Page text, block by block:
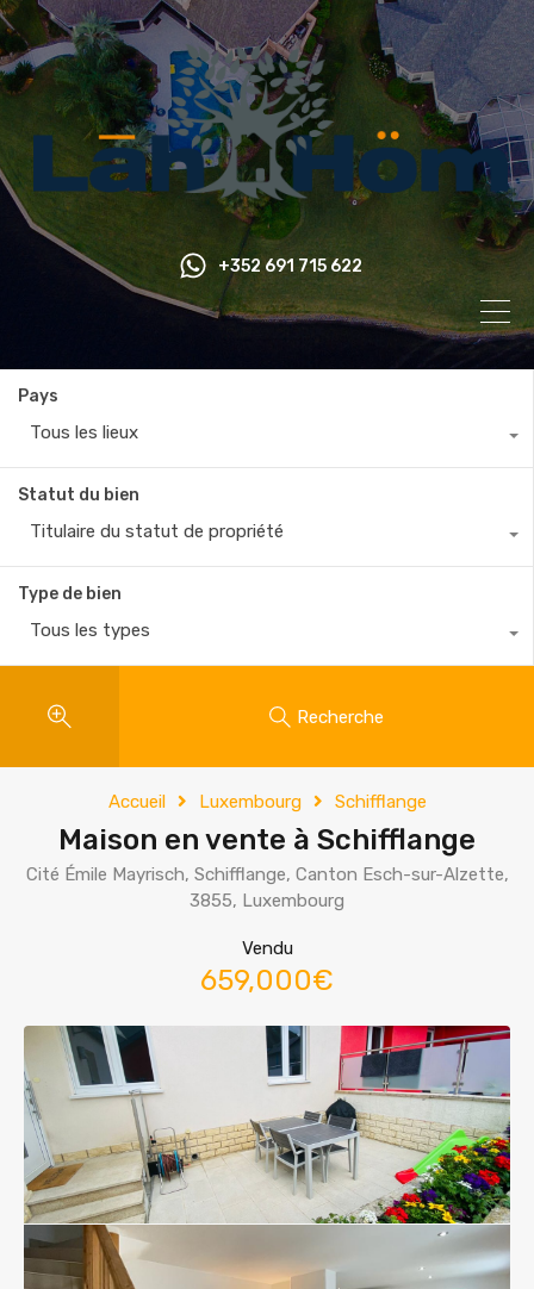
+352 691 715 622
Pays
Tous les lieux
Statut du bien
Titulaire du statut de propriété
Type de bien
Tous les types
Recherche
Accueil Luxembourg Schifflange
Maison en vente à Schifflange
Cité Émile Mayrisch, Schifflange, Canton Esch-sur-Alzette,
3855, Luxembourg
Vendu
659,000€